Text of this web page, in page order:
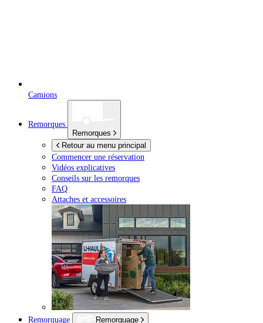
Camions
Remorques
Remorques
Retour au menu principal
Commencer une réservation
Vidéos explicatives
Conseils sur les remorques
FAQ
Attaches et accessoires
Remorquage
Remorquage